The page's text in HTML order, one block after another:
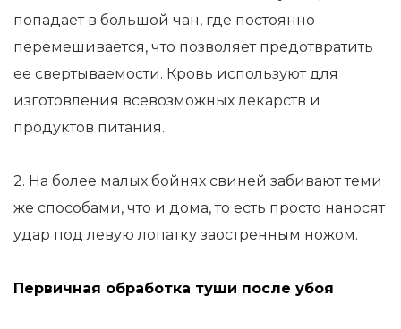
попадает в большой чан, где постоянно
перемешивается, что позволяет предотвратить
ее свертываемости. Кровь используют для
изготовления всевозможных лекарств и
продуктов питания.
2. На более малых бойнях свиней забивают теми
же способами, что и дома, то есть просто наносят
удар под левую лопатку заостренным ножом.
Первичная обработка туши после убоя